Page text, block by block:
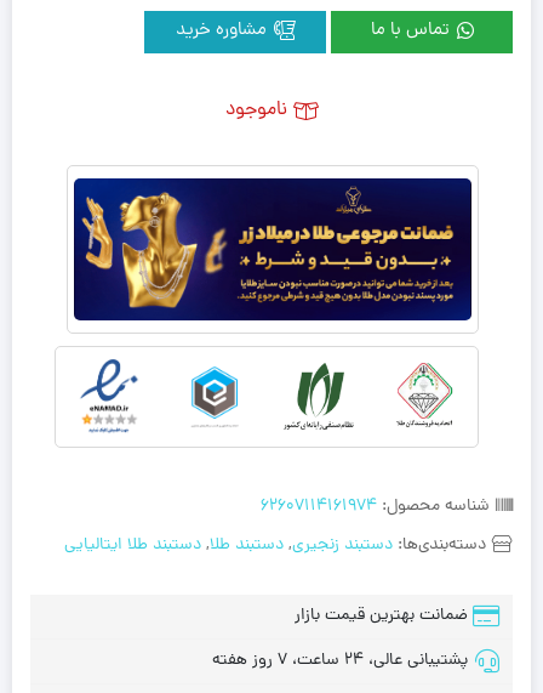
شناسه محصول: 62607114161974
دسته‌بندی‌ها: دستبند زنجیری,دستبند طلا,دستبند طلا ایتالیایی
تماس با ما
ضمانت بهترین قیمت بازار
پشتیبانی عالی، 24 ساعت، 7 روز هفته
ناموجود